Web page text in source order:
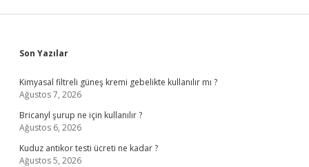
Sidebar
Son Yazılar
Kimyasal filtreli güneş kremi gebelikte kullanılır mı ?
Ağustos 7, 2026
Bricanyl şurup ne için kullanılır ?
Ağustos 6, 2026
Kuduz antikor testi ücreti ne kadar ?
Ağustos 5, 2026